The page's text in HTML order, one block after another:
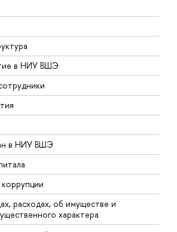
в НИУ ВШЭ
в НИУ ВШЭ
расходах, об имуществе и
характера